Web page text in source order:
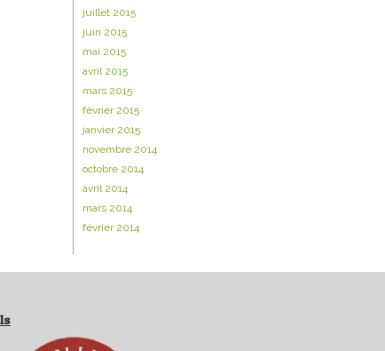
juillet 2015
juin 2015
mai 2015
avril 2015
mars 2015
février 2015
janvier 2015
novembre 2014
octobre 2014
avril 2014
mars 2014
février 2014